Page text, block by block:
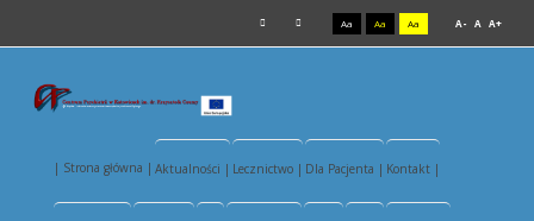
Aa Aa Aa A- A A+
| Strona główna | Aktualności | Lecznictwo | Dla Pacjenta | Kontakt |